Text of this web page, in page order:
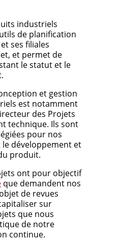
industriels
de planification
ses filiales
et permet de
le statut et le
et gestion
est notamment
des Projets
technique. Ils sont
pour nos
développement et
produit.
ont pour objectif
que demandent nos
de revues
sur
que nous
de notre
continue.